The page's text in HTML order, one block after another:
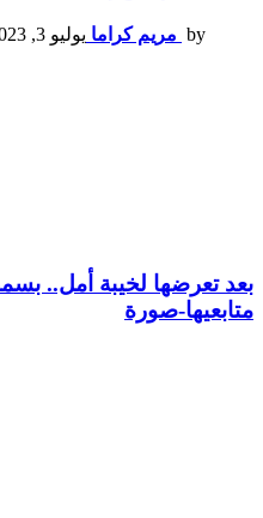
by مريم كراما يوليو 3, 2023, 5:32 م
بعد تعرضها لخيبة أمل..
متابعيها-صورة